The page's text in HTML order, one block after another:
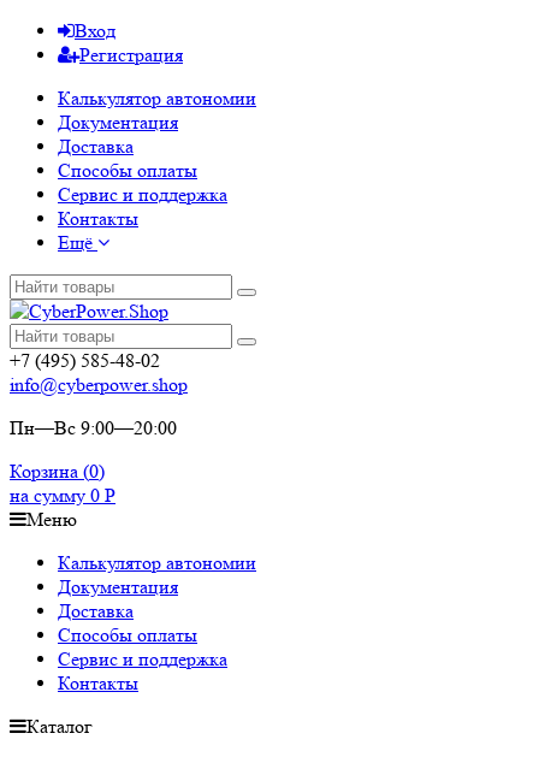
Вход
Регистрация
Калькулятор автономии
Документация
Доставка
Способы оплаты
Сервис и поддержка
Контакты
Ещё
+7 (495) 585-48-02
info@cyberpower.shop
Пн—Вс 9:00—20:00
Корзина (0)
на сумму 0 Р
Меню
Калькулятор автономии
Документация
Доставка
Способы оплаты
Сервис и поддержка
Контакты
Каталог